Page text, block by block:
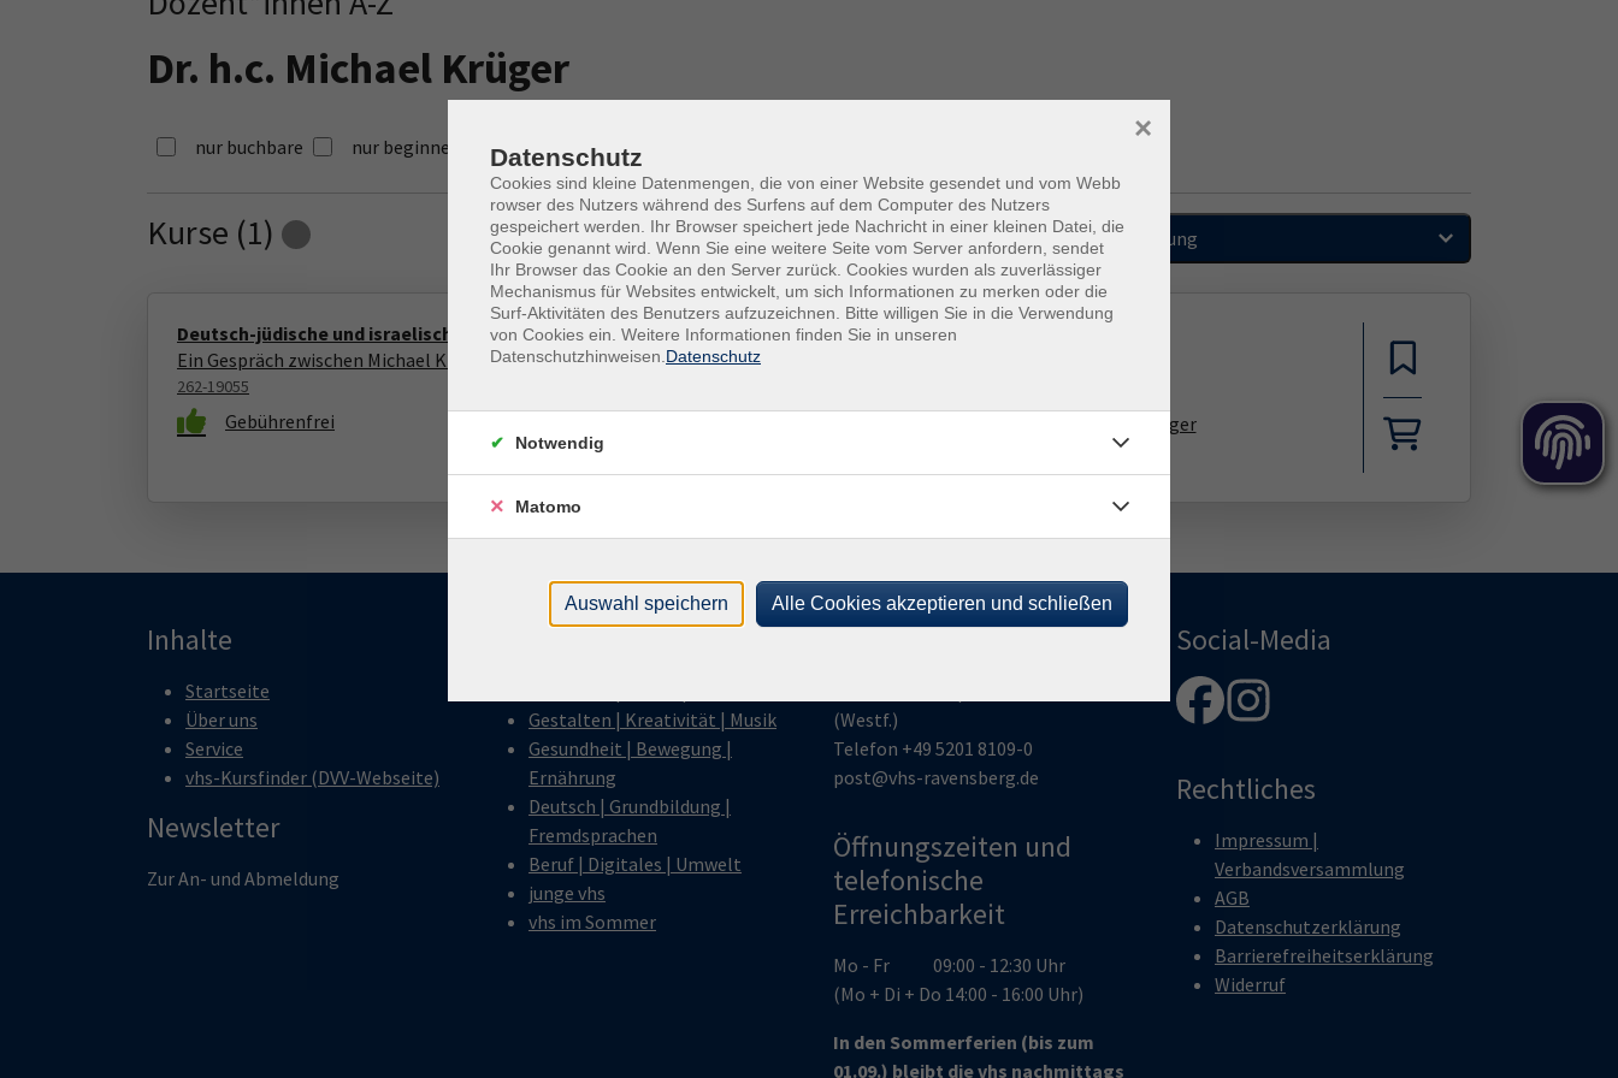
Dr. h.c. Michael Krüger
nur buchbare nur beginnende
Kurse (1) Loading... Sortierung
Deutsch-jüdische und israelische Literatur
Ein Gespräch zwischen Michael Krüger und Jakob Hessing
262-19055
Gebührenfrei
12.10.2026
Dr. h.c. Michael Krüger
Inhalte
Startseite
Über uns
Service
vhs-Kursfinder (DVV-Webseite)
Newsletter
Zur An- und Abmeldung
Programm
Gestalten | Kreativität | Musik
Gesundheit | Bewegung |
Ernährung
Deutsch | Grundbildung |
Fremdsprachen
Beruf | Digitales | Umwelt
junge vhs
vhs im Sommer
vhs Ravensberg
(Westf.)
Telefon +49 5201 8109-0
post@vhs-ravensberg.de
Öffnungszeiten und
telefonische
Erreichbarkeit
Mo - Fr 09:00 - 12:30 Uhr
(Mo + Di + Do 14:00 - 16:00 Uhr)
In den Sommerferien (bis zum
01.09.) bleibt die vhs nachmittags
Social-Media
Rechtliches
Impressum |
Verbandsversammlung
AGB
Datenschutzerklärung
Barrierefreiheitserklärung
Widerruf
Datenschutz
Cookies sind kleine Datenmengen, die von einer Website gesendet und vom Webb
rowser des Nutzers während des Surfens auf dem Computer des Nutzers
gespeichert werden. Ihr Browser speichert jede Nachricht in einer kleinen Datei, die
Cookie genannt wird. Wenn Sie eine weitere Seite vom Server anfordern, sendet
Ihr Browser das Cookie an den Server zurück. Cookies wurden als zuverlässiger
Mechanismus für Websites entwickelt, um sich Informationen zu merken oder die
Surf-Aktivitäten des Benutzers aufzuzeichnen. Bitte willigen Sie in die Verwendung
von Cookies ein. Weitere Informationen finden Sie in unseren
Datenschutzhinweisen. Datenschutz
×
Notwendig
Matomo
Auswahl speichern Alle Cookies akzeptieren und schließen